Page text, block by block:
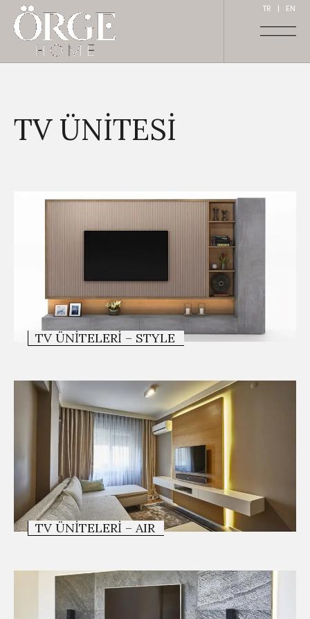
TR | EN
TV ÜNITESI
TV ÜNITELERI – STYLE
TV ÜNITELERI – AIR